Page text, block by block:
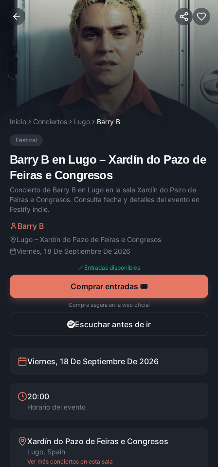
Inicio Conciertos Lugo Barry B
Festival
Barry Ben Lugo – Xardín do Pazo de
Feiras e Congresos
Concierto de Barry B en Lugo en la sala Xardín do Pazo de
Feiras e Congresos. Consulta fecha y detalles del evento en
Festify indie.
Barry B
Lugo – Xardín do Pazo de Feiras e Congresos
Viernes, 18 De Septiembre De 2026
✅ Entradas disponibles
Comprar entradas 🎟️
Compra segura en la web oficial
Escuchar antes de ir
Viernes, 18 De Septiembre De 2026
20:00
Horario del evento
Xardín do Pazo de Feiras e Congresos
Lugo, Spain
Ver más conciertos en esta sala